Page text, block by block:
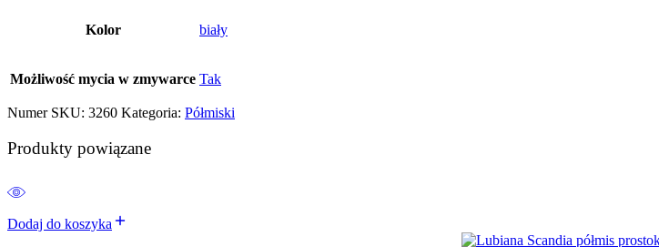
Kolor biały
Możliwość mycia w zmywarce Tak
Numer SKU: 3260 Kategoria: Półmiski
Produkty powiązane
Dodaj do koszyka